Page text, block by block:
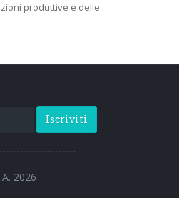
produttive e delle
Iscriviti
2026